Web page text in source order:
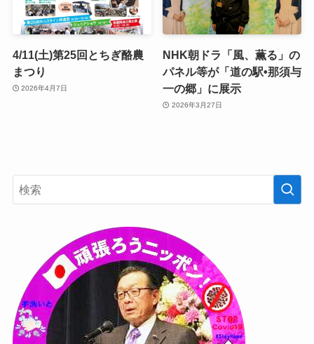
4/11(土)第25回とちぎ酪農
まつり
2026年4月7日
NHK朝ドラ「風、薫る」の
パネル等が「道の駅•那須与
一の郷」に展示
2026年3月27日